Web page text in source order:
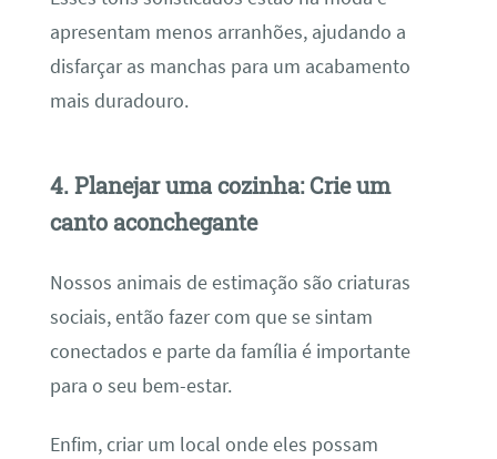
apresentam menos arranhões, ajudando a
disfarçar as manchas para um acabamento
mais duradouro.
4. Planejar uma cozinha: Crie um
canto aconchegante
Nossos animais de estimação são criaturas
sociais, então fazer com que se sintam
conectados e parte da família é importante
para o seu bem-estar.
Enfim, criar um local onde eles possam